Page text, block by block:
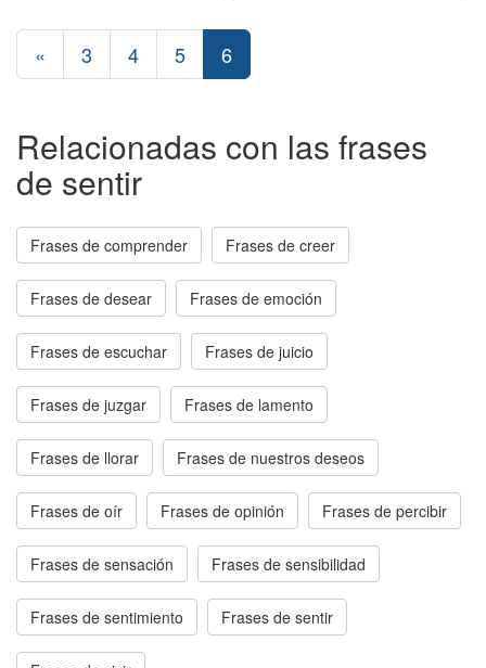
« 3 4 5 6
Relacionadas con las frases
de sentir
Frases de comprender Frases de creer
Frases de desear Frases de emoción
Frases de escuchar Frases de juicio
Frases de juzgar Frases de lamento
Frases de llorar Frases de nuestros deseos
Frases de oír Frases de opinión Frases de percibir
Frases de sensación Frases de sensibilidad
Frases de sentimiento Frases de sentir